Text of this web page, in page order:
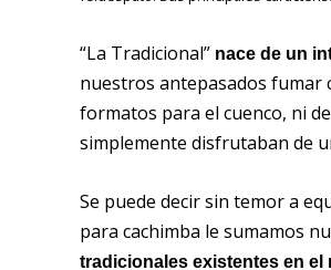
“La Tradicional” nace de un
nuestros antepasados fumar
formatos para el cuenco, ni
simplemente disfrutaban de
Se puede decir sin temor a
para cachimba le sumamos
tradicionales existentes en el